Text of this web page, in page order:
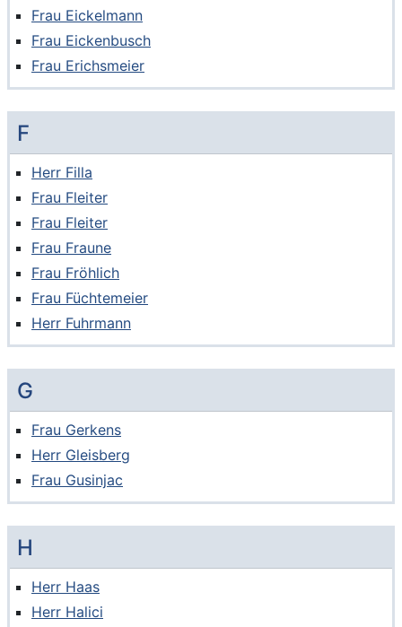
Frau Eickelmann
Frau Eickenbusch
Frau Erichsmeier
F
Herr Filla
Frau Fleiter
Frau Fleiter
Frau Fraune
Frau Fröhlich
Frau Füchtemeier
Herr Fuhrmann
G
Frau Gerkens
Herr Gleisberg
Frau Gusinjac
H
Herr Haas
Herr Halici